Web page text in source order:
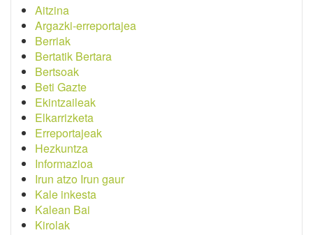
Aitzina
Argazki-erreportajea
Berriak
Bertatik Bertara
Bertsoak
Beti Gazte
Ekintzaileak
Elkarrizketa
Erreportajeak
Hezkuntza
Informazioa
Irun atzo Irun gaur
Kale inkesta
Kalean Bai
Kirolak